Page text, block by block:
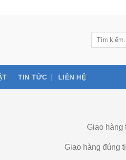
TIN TỨC LIÊN HỆ
Giao hàng
Giao hàng đúng